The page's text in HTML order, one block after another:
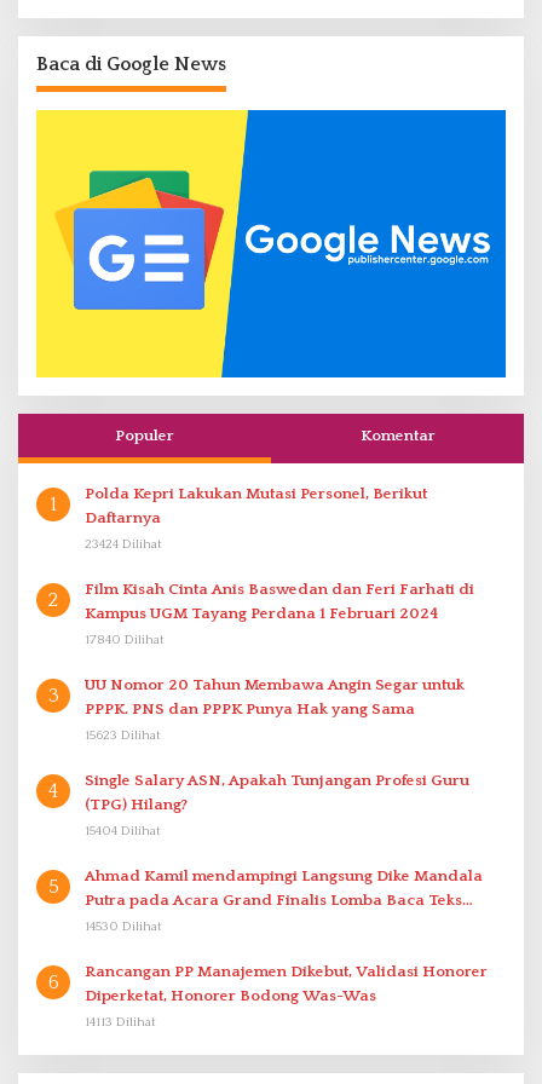
Baca di Google News
Populer Komentar
1
Polda Kepri Lakukan Mutasi Personel, Berikut
Daftarnya
23424 Dilihat
2
Film Kisah Cinta Anis Baswedan dan Feri Farhati di
Kampus UGM Tayang Perdana 1 Februari 2024
17840 Dilihat
3
UU Nomor 20 Tahun Membawa Angin Segar untuk
PPPK. PNS dan PPPK Punya Hak yang Sama
15623 Dilihat
4
Single Salary ASN, Apakah Tunjangan Profesi Guru
(TPG) Hilang?
15404 Dilihat
5
Ahmad Kamil mendampingi Langsung Dike Mandala
Putra pada Acara Grand Finalis Lomba Baca Teks
Proklamasi Mirip Bung Karno di Bali
14530 Dilihat
6
Rancangan PP Manajemen Dikebut, Validasi Honorer
Diperketat, Honorer Bodong Was-Was
14113 Dilihat